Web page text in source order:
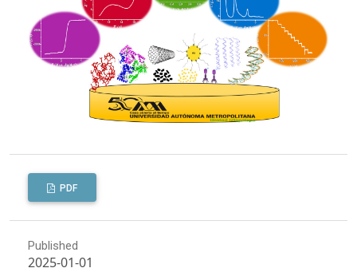
PDF
Published
2025-01-01